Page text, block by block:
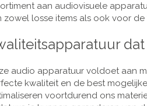
aan audiovisuele
zowel losse items als ook voor
audio apparatuur voldoet aan
kwaliteit en de best
voortdurend ons